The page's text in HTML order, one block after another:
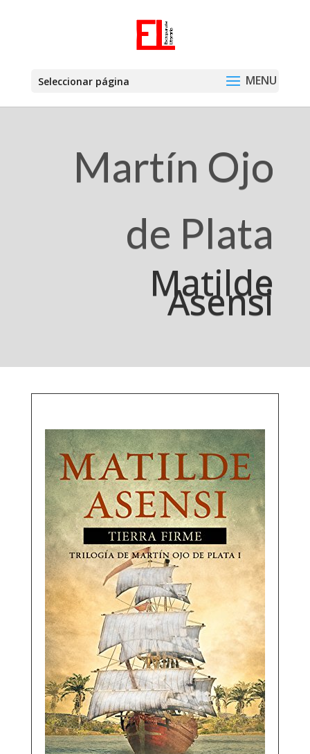
Seleccionar página
Martín Ojo
de Plata
Matilde
Asensi